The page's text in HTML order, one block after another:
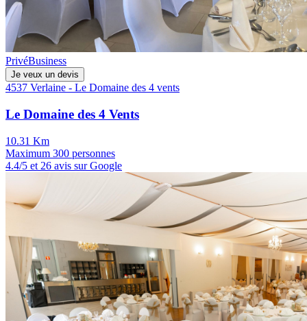
PrivéBusiness
Je veux un devis
4537 Verlaine - Le Domaine des 4 vents
Le Domaine des 4 Vents
10.31 Km
Maximum 300 personnes
4.4/5 et 26 avis sur Google